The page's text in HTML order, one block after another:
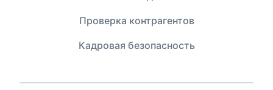
Проверка контрагентов
Кадровая безопасность